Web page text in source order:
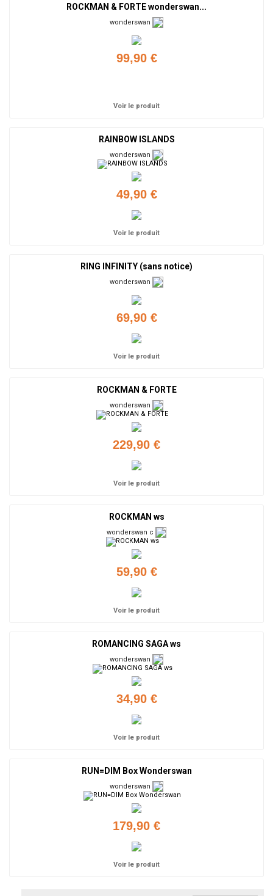
ROCKMAN & FORTE wonderswan...
wonderswan
99,90 €
Voir le produit
RAINBOW ISLANDS
wonderswan
49,90 €
Voir le produit
RING INFINITY (sans notice)
wonderswan
69,90 €
Voir le produit
ROCKMAN & FORTE
wonderswan
229,90 €
Voir le produit
ROCKMAN ws
wonderswan c
59,90 €
Voir le produit
ROMANCING SAGA ws
wonderswan
34,90 €
Voir le produit
RUN=DIM Box Wonderswan
wonderswan
179,90 €
Voir le produit